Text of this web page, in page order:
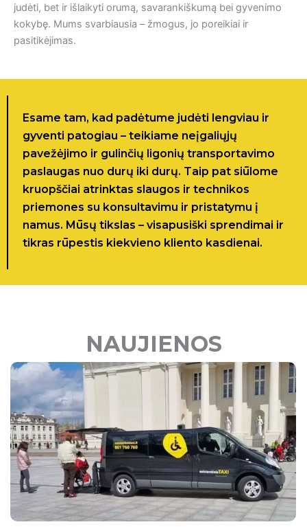
judėti, bet ir išlaikyti orumą, savarankiškumą bei gyvenimo
kokybę. Mums svarbiausia – žmogus, jo poreikiai ir
pasitikėjimas.
Esame tam, kad padėtume judėti lengviau ir
gyventi patogiau – teikiame neįgaliųjų
pavežėjimo ir gulinčių ligonių transportavimo
paslaugas nuo durų iki durų. Taip pat siūlome
kruopščiai atrinktas slaugos ir technikos
priemones su konsultavimu ir pristatymu į
namus. Mūsų tikslas – visapusiški sprendimai ir
tikras rūpestis kiekvieno kliento kasdienai.
NAUJIENOS